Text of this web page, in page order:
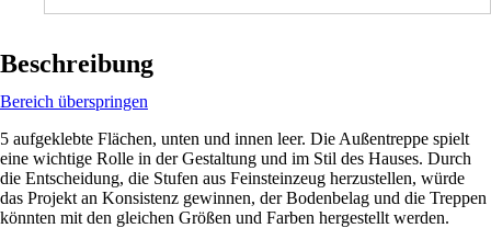
Beschreibung
Bereich überspringen
5 aufgeklebte Flächen, unten und innen leer. Die Außentreppe spielt
eine wichtige Rolle in der Gestaltung und im Stil des Hauses. Durch
die Entscheidung, die Stufen aus Feinsteinzeug herzustellen, würde
das Projekt an Konsistenz gewinnen, der Bodenbelag und die Treppen
könnten mit den gleichen Größen und Farben hergestellt werden.